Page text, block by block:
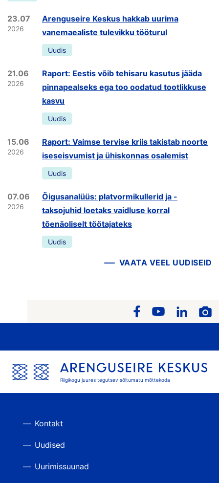
23.07
2026
Arenguseire Keskus hakkab uurima
vanemaealiste tulevikku tööturul
Uudis
21.06
2026
Raport: Eestis võib tehisaru kasutus jääda
pinnapealseks ega too oodatud tootlikkuse
kasvu
Uudis
15.06
2026
Raport: Vaimse tervise kriis takistab noorte
iseseisvumist ja ühiskonnas osalemist
Uudis
07.06
2026
Õigusanalüüs: platvormikullerid ja -
taksojuhid loetaks vaidluse korral
tõenäoliselt töötajateks
Uudis
VAATA VEEL UUDISEID
Riigikogu juures tegutsev sõltumatu mõttekoda
Kontakt
Uudised
Uurimissuunad